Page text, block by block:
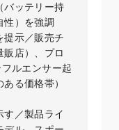
バッテリー持
性）を強調
示／販売チ
販店）、プロ
ルエンサー起
る価格帯）
／製品ライ